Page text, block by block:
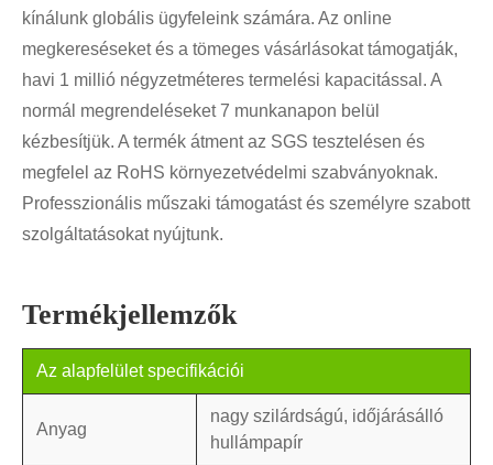
kínálunk globális ügyfeleink számára. Az online
megkereséseket és a tömeges vásárlásokat támogatják,
havi 1 millió négyzetméteres termelési kapacitással. A
normál megrendeléseket 7 munkanapon belül
kézbesítjük. A termék átment az SGS tesztelésen és
megfelel az RoHS környezetvédelmi szabványoknak.
Professzionális műszaki támogatást és személyre szabott
szolgáltatásokat nyújtunk.
Termékjellemzők
Az alapfelület specifikációi
Anyag
nagy szilárdságú, időjárásálló
hullámpapír